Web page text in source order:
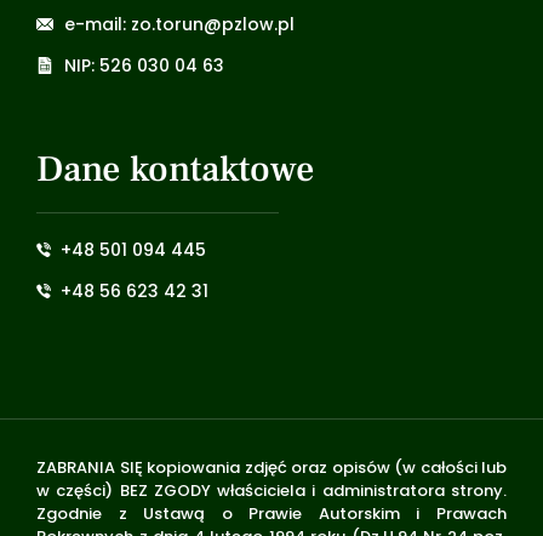
e-mail: zo.torun@pzlow.pl
NIP: 526 030 04 63
Dane kontaktowe
+48 501 094 445
+48 56 623 42 31
ZABRANIA SIĘ kopiowania zdjęć oraz opisów (w całości lub
w części) BEZ ZGODY właściciela i administratora strony.
Zgodnie z Ustawą o Prawie Autorskim i Prawach